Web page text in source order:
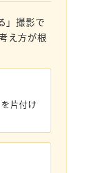
」撮影で
え方が根
片付け